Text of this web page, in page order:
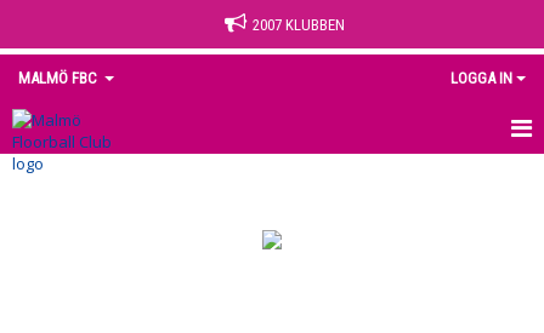
2007 KLUBBEN
MALMÖ FBC LOGGA IN
HEM